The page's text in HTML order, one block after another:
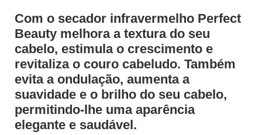
Com o secador infravermelho Perfect
Beauty melhora a textura do seu
cabelo, estimula o crescimento e
revitaliza o couro cabeludo. Também
evita a ondulação, aumenta a
suavidade e o brilho do seu cabelo,
permitindo-lhe uma aparência
elegante e saudável.